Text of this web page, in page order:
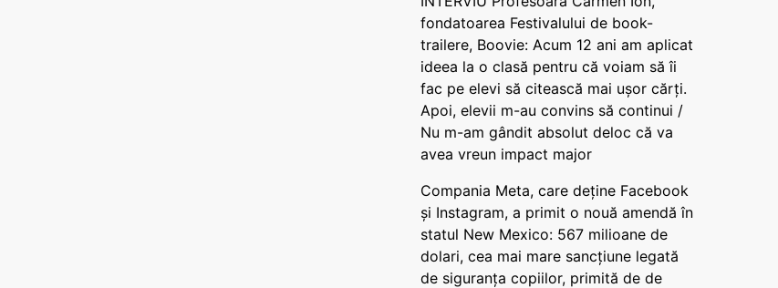
fondatoarea Festivalului de book-
trailere, Boovie: Acum 12 ani am aplicat
ideea la o clasă pentru că voiam să îi
fac pe elevi să citească mai ușor cărți.
Apoi, elevii m-au convins să continui /
Nu m-am gândit absolut deloc că va
avea vreun impact major
Compania Meta, care deține Facebook
și Instagram, a primit o nouă amendă în
statul New Mexico: 567 milioane de
dolari, cea mai mare sancțiune legată
de siguranța copiilor, primită de de